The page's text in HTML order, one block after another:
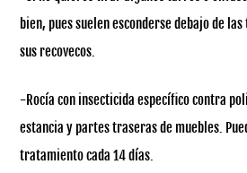
bien, pues suelen esconderse debajo de
sus recovecos.
-Rocía con insecticida específico contra
estancia y partes traseras de muebles.
tratamiento cada 14 días.